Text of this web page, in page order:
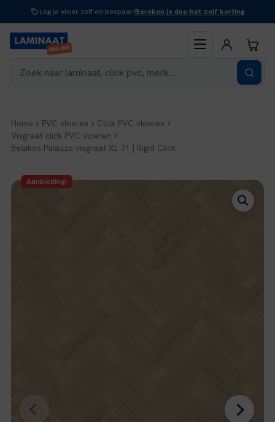
inhoud
Leg je vloer zelf en bespaar!Bereken je doe-het-zelf korting
Home PVC vloeren
Click PVC vloeren
Visgraat click PVC vloeren
Belakos Palazzo visgraat XL 71 | Rigid Click
Aanbieding!